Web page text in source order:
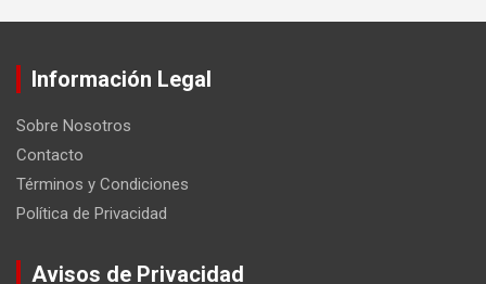
Información Legal
Sobre Nosotros
Contacto
Términos y Condiciones
Política de Privacidad
Avisos de Privacidad